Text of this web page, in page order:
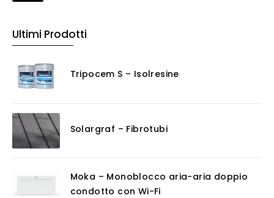
Ultimi Prodotti
Tripocem S – Isolresine
Solargraf – Fibrotubi
Moka – Monoblocco aria-aria doppio
condotto con Wi-Fi